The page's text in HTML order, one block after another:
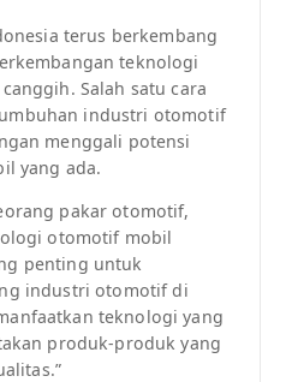
terus berkembang
teknologi
Salah satu cara
industri otomotif
menggali potensi
yang ada.
pakar otomotif,
otomotif mobil
penting untuk
industri otomotif di
teknologi yang
produk-produk yang